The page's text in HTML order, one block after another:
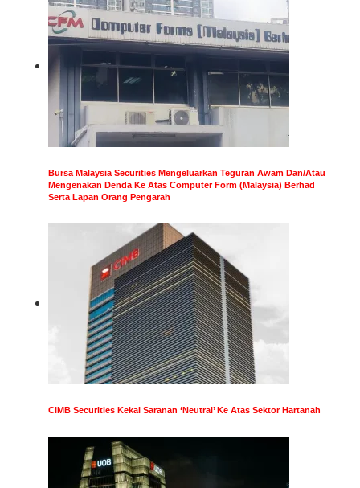
Bursa Malaysia Securities Mengeluarkan Teguran Awam Dan/Atau
Mengenakan Denda Ke Atas Computer Form (Malaysia) Berhad
Serta Lapan Orang Pengarah
CIMB Securities Kekal Saranan ‘Neutral’ Ke Atas Sektor Hartanah